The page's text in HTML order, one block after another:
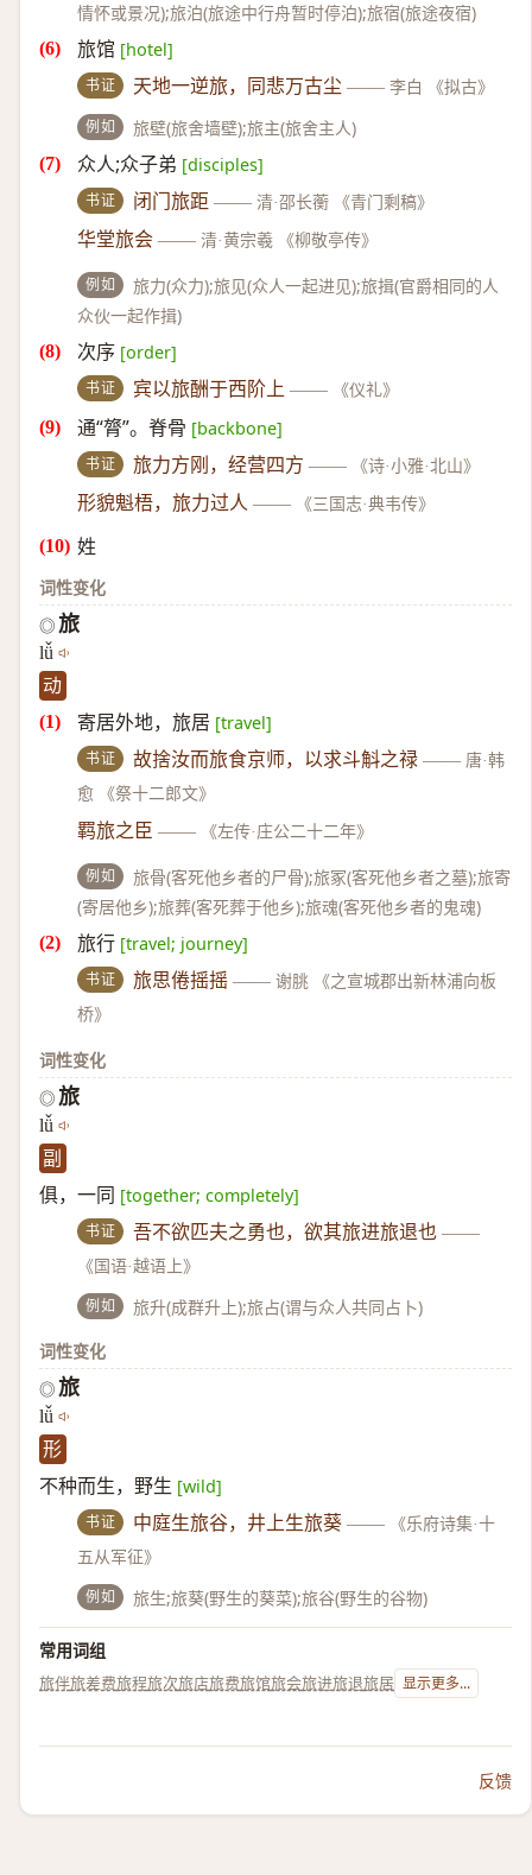
情怀或景况);旅泊(旅途中行舟暂时停泊);旅宿(旅途夜宿)
旅馆 [hotel]
书证 天地一逆旅，同悲万古尘 —— 李白 《拟古》
例如 旅壁(旅舍墙壁);旅主(旅舍主人)
众人;众子弟 [disciples]
书证 闭门旅距 —— 清·邵长蘅 《青门剩稿》
华堂旅会 —— 清·黄宗羲 《柳敬亭传》
例如
旅力(众力);旅见(众人一起进见);旅揖(官爵相同的人
众伙一起作揖)
次序 [order]
书证 宾以旅酬于西阶上 —— 《仪礼》
通“膂”。脊骨 [backbone]
书证 旅力方刚，经营四方 —— 《诗·小雅·北山》
形貌魁梧，旅力过人 —— 《三国志·典韦传》
姓
词性变化
◎ 旅
lǚ
动
寄居外地，旅居 [travel]
书证 故捨汝而旅食京师，以求斗斛之禄 —— 唐·韩
愈 《祭十二郎文》
羁旅之臣 —— 《左传·庄公二十二年》
例如
旅骨(客死他乡者的尸骨);旅冢(客死他乡者之墓);旅寄
(寄居他乡);旅葬(客死葬于他乡);旅魂(客死他乡者的鬼魂)
旅行 [travel; journey]
书证 旅思倦摇摇 —— 谢朓 《之宣城郡出新林浦向板
桥》
词性变化
◎ 旅
lǚ
副
俱，一同 [together; completely]
书证 吾不欲匹夫之勇也，欲其旅进旅退也 ——
《国语·越语上》
例如
旅升(成群升上);旅占(谓与众人共同占卜)
词性变化
◎ 旅
lǚ
形
不种而生，野生 [wild]
书证 中庭生旅谷，井上生旅葵 ——
《乐府诗集·十
五从军征》
例如 旅生;旅葵(野生的葵菜);旅谷(野生的谷物)
常用词组
旅伴旅差费旅程旅次旅店旅费旅馆旅会旅进旅退旅居 显示更多...
反馈